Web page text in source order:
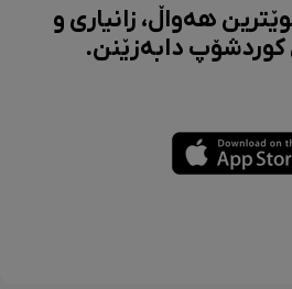
هەواڵ، زانیاری و
کوردشۆپ دابەزێنن.